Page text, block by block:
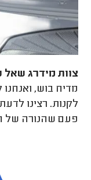
צוות מידרג שאל
מדיח בוש,
לקנות. רצינו
פעם שהנורה של